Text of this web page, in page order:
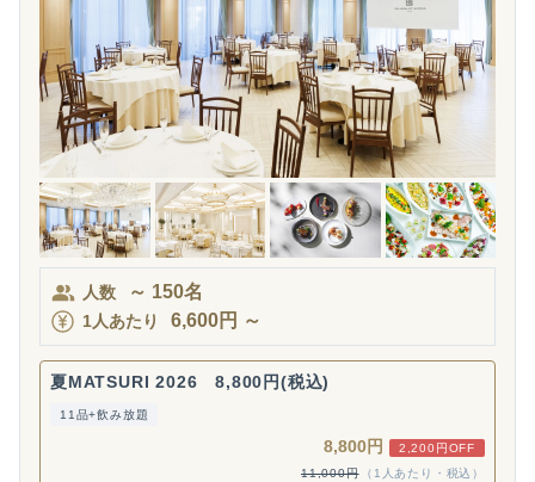
人数 ～ 150名
1人あたり 6,600円 ～
夏MATSURI 2026 8,800円(税込)
11品+飲み放題
8,800円
2,200円OFF
11,000円
（1人あたり・税込）